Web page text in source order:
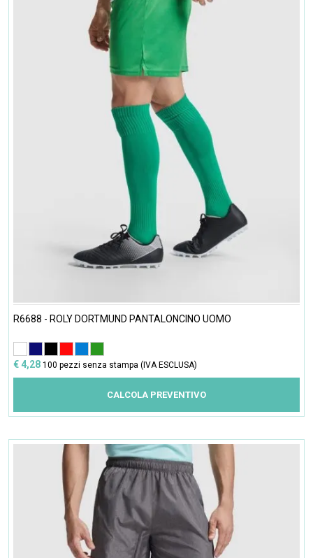
R6688 - ROLY DORTMUND PANTALONCINO UOMO
€ 4,28 100 pezzi senza stampa (IVA ESCLUSA)
CALCOLA PREVENTIVO